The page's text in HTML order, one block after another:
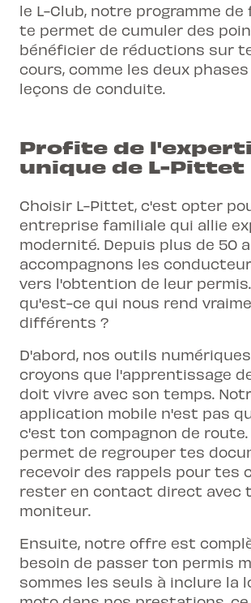
le L-Club, notre programme
te permet de cumuler des
bénéficier de réductions sur
cours, comme les deux phases
leçons de conduite.
Profite de
unique de L-Pittet
Choisir L-Pittet, c'est opter
entreprise familiale qui allie
modernité. Depuis plus de 50
accompagnons les
vers l'obtention de leur
qu'est-ce qui nous rend
différents ?
D'abord, nos outils
croyons que l'apprentissage
doit vivre avec son temps.
application mobile n'est pas
c'est ton compagnon de route.
permet de regrouper tes
recevoir des rappels pour tes
rester en contact direct avec
moniteur.
Ensuite, notre offre est
besoin de passer ton permis
sommes les seuls à inclure la